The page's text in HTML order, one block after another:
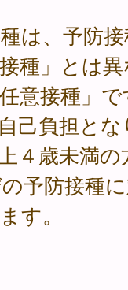
は、予防
種」とは
意接種」
己負担と
４歳未満
予防接種
す。